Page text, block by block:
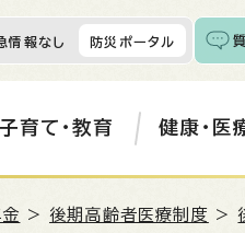
情報なし 防災ポータル
育て・教育 健康・医
金 >後期高齢者医療制度 >